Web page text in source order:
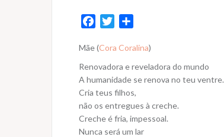
c
e
b
o
o
k
i
t
t
e
r
a
r
e
Mãe (Cora Coralina)
Renovadora e reveladora do mundo
A humanidade se renova no teu ventre.
Cria teus filhos,
não os entregues à creche.
Creche é fria, impessoal.
Nunca será um lar